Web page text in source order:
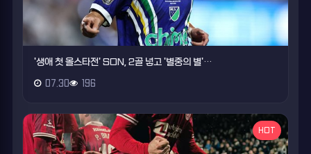
'생애 첫 올스타전' SON, 2골 넣고 '별중의 별'…
07.30 196
HOT